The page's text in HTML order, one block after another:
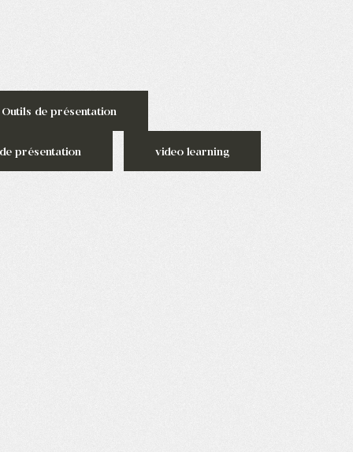
Outils de présentation
présentation video learning